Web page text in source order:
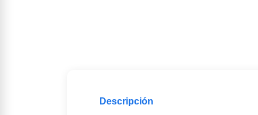
Descripción